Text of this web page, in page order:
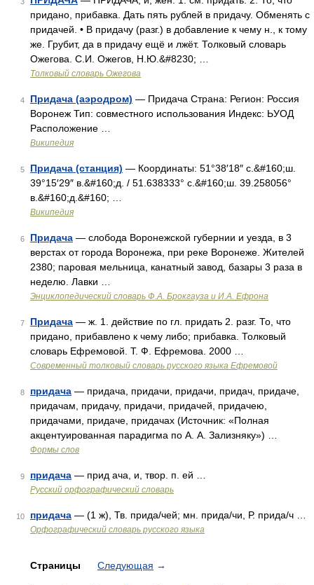
придано, прибавка. Дать пять рублей в придачу. Обменять с
придачей. • В придачу (разг.) в добавление к чему н., к тому
же. Грубит, да в придачу ещё и лжёт. Толковый словарь
Ожегова. С.И. Ожегов, Н.Ю.&#8230; …
Толковый словарь Ожегова
4 Придача (аэродром) — Придача Страна: Регион: Россия
Воронеж Тип: совместного использования Индекс: ЬУОД
Расположение …
Википедия
5 Придача (станция) — Координаты: 51°38′18″ с.&#160;ш.
39°15′29″ в.&#160;д. / 51.638333° с.&#160;ш. 39.258056°
в.&#160;д.&#160; …
Википедия
6 Придача — слобода Воронежской губернии и уезда, в 3
верстах от города Воронежа, при реке Воронеже. Жителей
2380; паровая мельница, канатный завод, базары 3 раза в
неделю. Лавки …
Энциклопедический словарь Ф.А. Брокгауза и И.А. Ефрона
7 Придача — ж. 1. действие по гл. придать 2. разг. То, что
придано, прибавлено к чему либо; прибавка. Толковый
словарь Ефремовой. Т. Ф. Ефремова. 2000 …
Современный толковый словарь русского языка Ефремовой
8 придача — придача, придачи, придачи, придач, придаче,
придачам, придачу, придачи, придачей, придачею,
придачами, придаче, придачах (Источник: «Полная
акцентуированная парадигма по А. А. Зализняку») …
Формы слов
9 придача — прид ача, и, твор. п. ей …
Русский орфографический словарь
10 придача — (1 ж), Тв. прида/чей; мн. прида/чи, Р. прида/ч …
Орфографический словарь русского языка
Страницы Следующая →